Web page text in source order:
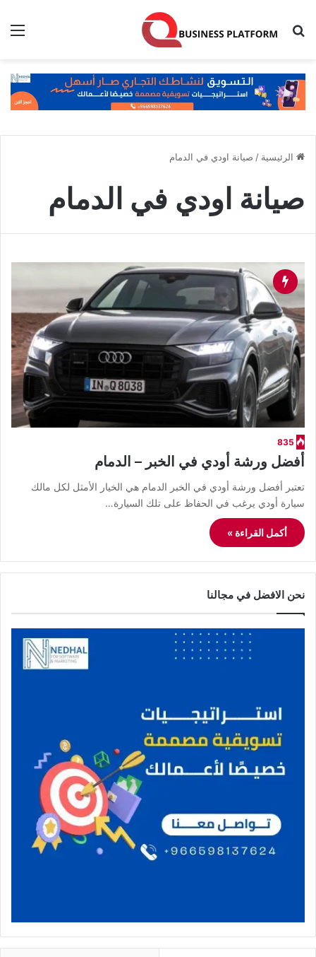
بحث عن
الرئيسية / صيانة اودي في الدمام
صيانة اودي في الدمام
835
أفضل ورشة أودي في الخبر – الدمام
​تعتبر أفضل ورشة أودي في الخبر الدمام هي الخيار الأمثل لكل مالك
سيارة أودي يرغب في الحفاظ على تلك السيارة…
أكمل القراءة »
نحن الافضل في مجالنا